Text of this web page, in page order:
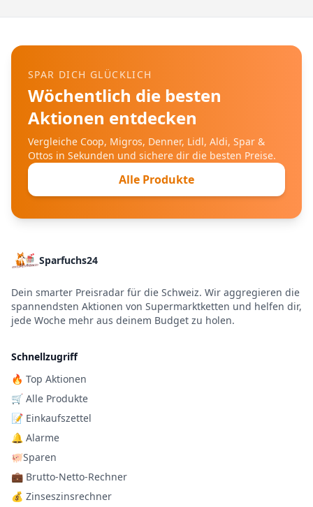
SPAR DICH GLÜCKLICH
Wöchentlich die besten
Aktionen entdecken
Vergleiche Coop, Migros, Denner, Lidl, Aldi, Spar &
Ottos in Sekunden und sichere dir die besten Preise.
Alle Produkte
Sparfuchs24
Dein smarter Preisradar für die Schweiz. Wir aggregieren die
spannendsten Aktionen von Supermarktketten und helfen dir,
jede Woche mehr aus deinem Budget zu holen.
Schnellzugriff
🔥 Top Aktionen
🛒 Alle Produkte
📝 Einkaufszettel
🔔 Alarme
🐖Sparen
💼 Brutto-Netto-Rechner
💰 Zinseszinsrechner